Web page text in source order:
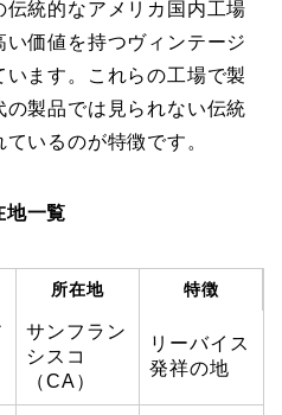
伝統的なアメリカ国内工場
価値を持つヴィンテージ
ます。これらの工場で製
製品では見られない伝統
いるのが特徴です。
地一覧
所在地 特徴
サンフラン
シスコ
（CA）
リーバイス
発祥の地